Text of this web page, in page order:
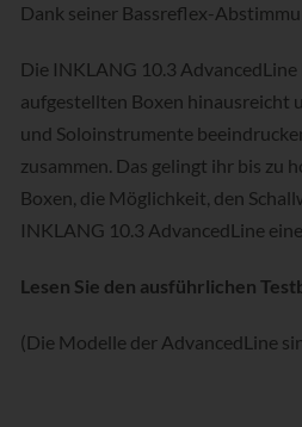
Dank seiner Bassreflex-
Die INKLANG 10.3
aufgestellten Boxen hinausreicht
und Soloinstrumente
zusammen. Das gelingt ihr bis zu
Boxen, die Möglichkeit, den
INKLANG 10.3 AdvancedLine
Lesen Sie den ausführlichen
(Die Modelle der AdvancedLine